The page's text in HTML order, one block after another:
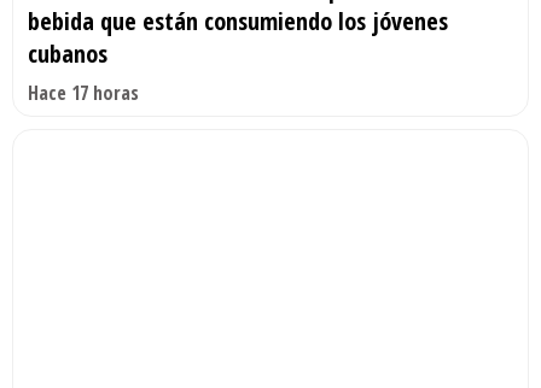
bebida que están consumiendo los jóvenes
cubanos
Hace 17 horas